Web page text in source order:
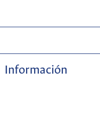
Información